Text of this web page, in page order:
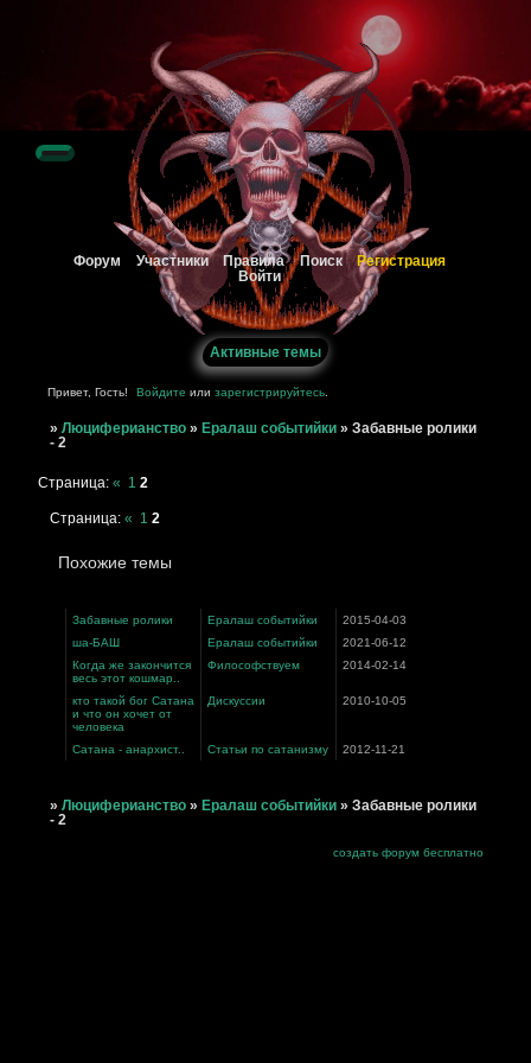
Форум Участники Правила Поиск Регистрация
Войти
Активные темы
Привет, Гость! Войдите илизарегистрируйтесь
» Люциферианство » Ералаш событийки » Забавные ролики
- 2
Страница:« 1 2
Страница: « 1 2
Похожие темы
Забавные ролики Ералаш событийки
2015-04-03
ша-БАШ
Ералаш событийки
2021-06-12
Когда же закончится
весь этот кошмар..
Философствуем 2014-02-14
кто такой бог Сатана
и что он хочет от
человека
Дискуссии 2010-10-05
Сатана - анархист.. Статьи по сатанизму 2012-11-21
» Люциферианство » Ералаш событийки » Забавные ролики
- 2
создать форум бесплатно